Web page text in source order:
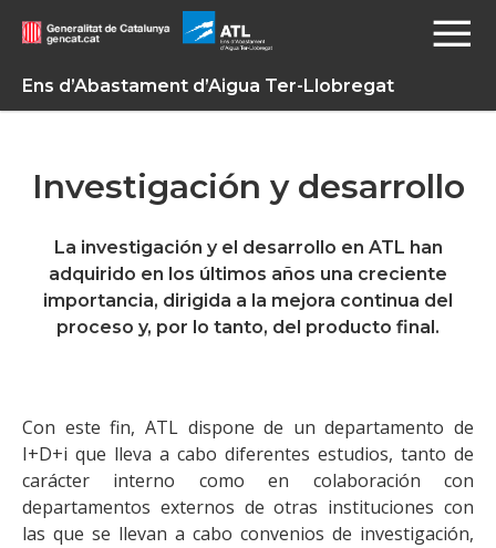
Ens d’Abastament d’Aigua Ter-Llobregat
Investigación y desarrollo
La investigación y el desarrollo en ATL han
adquirido en los últimos años una creciente
importancia, dirigida a la mejora continua del
proceso y, por lo tanto, del producto final.
Con este fin, ATL dispone de un departamento de
I+D+i que lleva a cabo diferentes estudios, tanto de
carácter interno como en colaboración con
departamentos externos de otras instituciones con
las que se llevan a cabo convenios de investigación,